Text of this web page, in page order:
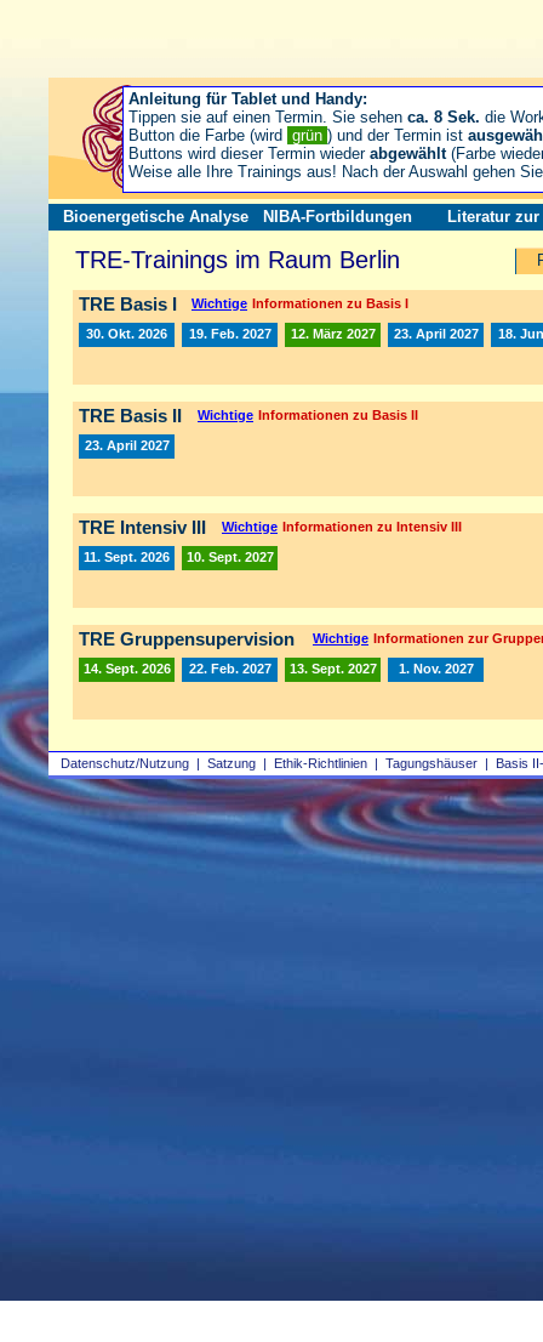
Datenschutz/Nutzung | Satzung | Ethik-Richtlinien | Tagungshäuser | Basis
Bioenergetische Analyse NIBA-Fortbildungen Literatur zur
TRE-Trainings im Raum Berlin
TRE Basis I Wichtige Informationen zu Basis I
30. Okt. 2026 19. Feb. 2027 12. März 2027 23. April 2027 18.
TRE Basis II Wichtige Informationen zu Basis II
23. April 2027
TRE Intensiv III Wichtige Informationen zu Intensiv III
11. Sept. 2026 10. Sept. 2027
TRE Gruppensupervision Wichtige Informationen zur
14. Sept. 2026 22. Feb. 2027 13. Sept. 2027 1. Nov. 2027
Anleitung für Tablet und Handy:
Tippen sie auf einen Termin. Sie sehen ca. 8 Sek. die
Button die Farbe (wird grün ) und der Termin ist
Buttons wird dieser Termin wieder abgewählt(Farbe
Weise alle Ihre Trainings aus! Nach der Auswahl gehen